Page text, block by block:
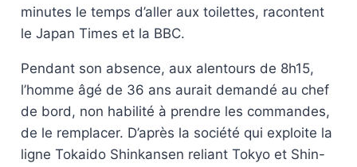
minutes le temps d’aller aux toilettes, racontent
le Japan Times et la BBC.
Pendant son absence, aux alentours de 8h15,
l’homme âgé de 36 ans aurait demandé au chef
de bord, non habilité à prendre les commandes,
de le remplacer. D’après la société qui exploite la
ligne Tokaido Shinkansen reliant Tokyo et Shin-